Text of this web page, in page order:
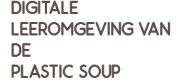
DIGITALE
LEEROMGEVING VAN
DE
PLASTIC SOUP